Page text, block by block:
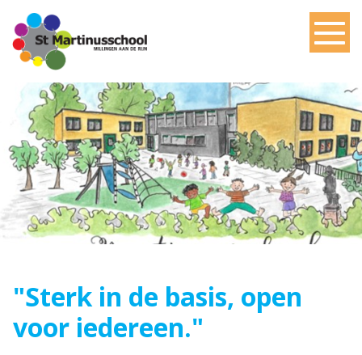
"Sterk in de basis, open
voor iedereen."